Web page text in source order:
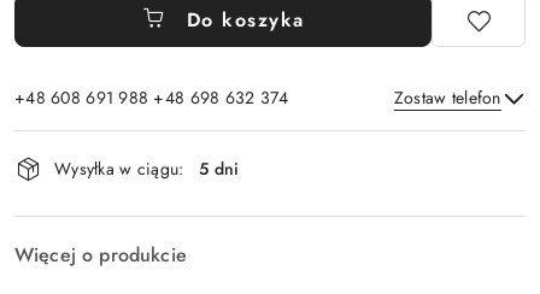
Do koszyka
+48 608 691 988 +48 698 632 374 Zostaw telefon
Dostępność
i
dostawa
Wysyłka w ciągu: 5 dni
Więcej o produkcie